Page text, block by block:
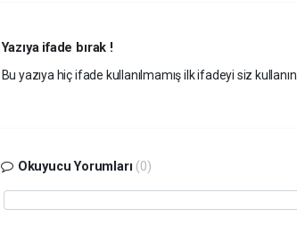
Yazıya ifade bırak !
Bu yazıya hiç ifade kullanılmamış ilk ifadeyi siz kullanın.
Okuyucu Yorumları (0)